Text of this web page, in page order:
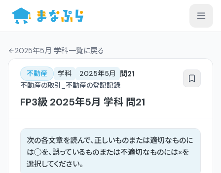
2025年5月 学科一覧に戻る
不動産 学科 2025年5月 問21
不動産の取引_不動産の登記記録
FP3級 2025年5月 学科 問21
次の各文章を読んで、正しいものまたは適切なものに
は◯を、誤っているものまたは不適切なものには×を
選択してください。